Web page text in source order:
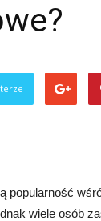
popularność
wiele osób